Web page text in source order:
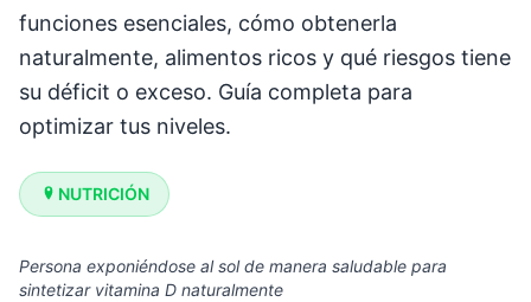
funciones esenciales, cómo obtenerla
naturalmente, alimentos ricos y qué riesgos tiene
su déficit o exceso. Guía completa para
optimizar tus niveles.
NUTRICIÓN
Persona exponiéndose al sol de manera saludable para
sintetizar vitamina D naturalmente